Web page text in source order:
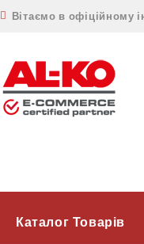
Вітаємо в офіційному
Каталог Товарів